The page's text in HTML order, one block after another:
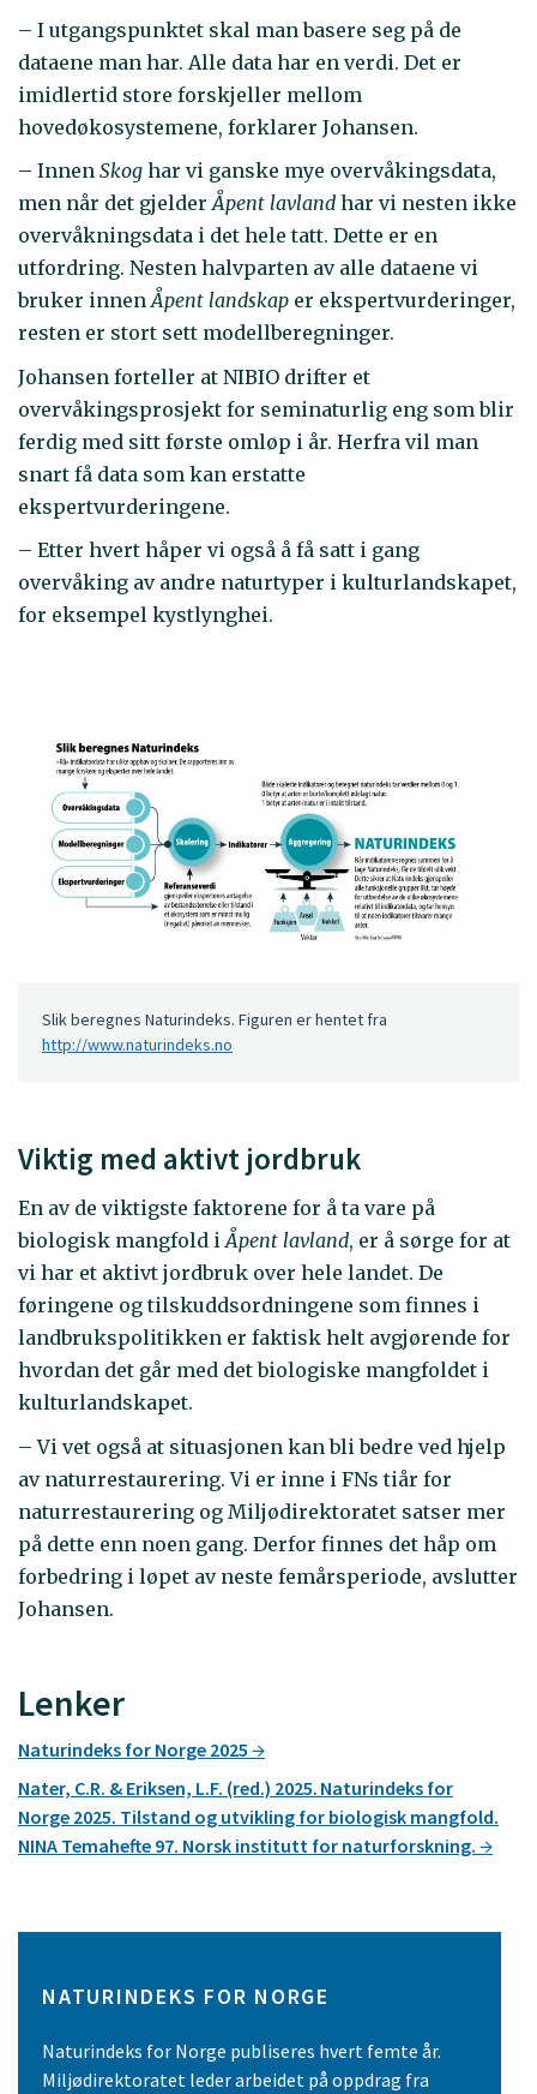
– I utgangspunktet skal man basere seg på de
dataene man har. Alle data har en verdi. Det er
imidlertid store forskjeller mellom
hovedøkosystemene, forklarer Johansen.
– Innen Skog har vi ganske mye overvåkingsdata,
men når det gjelderÅpent lavland har vi nesten ikke
overvåkningsdata i det hele tatt. Dette er en
utfordring. Nesten halvparten av alle dataene vi
bruker innenÅpent landskap er ekspertvurderinger,
resten er stort sett modellberegninger.
Johansen forteller at NIBIO drifter et
overvåkingsprosjekt for seminaturlig eng som blir
ferdig med sitt første omløp i år. Herfra vil man
snart få data som kan erstatte
ekspertvurderingene.
– Etter hvert håper vi også å få satt i gang
overvåking av andre naturtyper i kulturlandskapet,
for eksempel kystlynghei.
Slik beregnes Naturindeks. Figuren er hentet fra
http://www.naturindeks.no
Viktig med aktivt jordbruk
En av de viktigste faktorene for å ta vare på
biologisk mangfold iÅpent lavland, er å sørge for at
vi har et aktivt jordbruk over hele landet. De
føringene og tilskuddsordningene som finnes i
landbrukspolitikken er faktisk helt avgjørende for
hvordan det går med det biologiske mangfoldet i
kulturlandskapet.
– Vi vet også at situasjonen kan bli bedre ved hjelp
av naturrestaurering. Vi er inne i FNs tiår for
naturrestaurering og Miljødirektoratet satser mer
på dette enn noen gang. Derfor finnes det håp om
forbedring i løpet av neste femårsperiode, avslutter
Johansen.
Lenker
Naturindeks for Norge 2025
Nater, C.R. & Eriksen, L.F. (red.) 2025. Naturindeks for
Norge 2025. Tilstand og utvikling for biologisk mangfold.
NINA Temahefte 97. Norsk institutt for naturforskning.
NATURINDEKS FOR NORGE
Naturindeks for Norge publiseres hvert femte år.
Miljødirektoratet leder arbeidet på oppdrag fra